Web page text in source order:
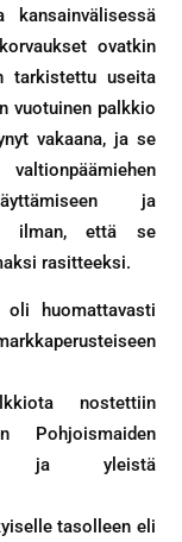
kansainvälisessä
ovatkin
tarkistettu useita
vuotuinen palkkio
vakaana, ja se
ja
ilman, että se
rasitteeksi.
huomattavasti
nostettiin
Pohjoismaiden
ja yleistä
tasolleen eli